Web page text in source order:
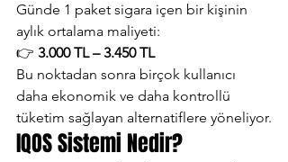
Günde 1 paket sigara içen bir kişinin
aylık ortalama maliyeti:
👉 3.000 TL – 3.450 TL
Bu noktadan sonra birçok kullanıcı
daha ekonomik ve daha kontrollü
tüketim sağlayan alternatiflere yöneliyor.
IQOS Sistemi Nedir?